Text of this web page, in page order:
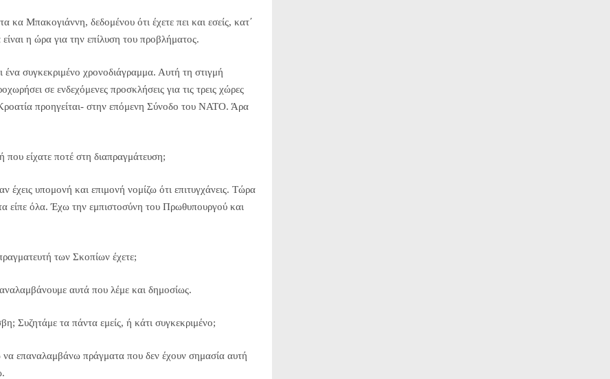
Μπακογιάννη, δεδομένου ότι έχετε πει και εσείς, κατ΄
είναι η ώρα για την επίλυση του προβλήματος.
συγκεκριμένο χρονοδιάγραμμα. Αυτή τη στιγμή
σε ενδεχόμενες προσκλήσεις για τις τρεις χώρες
προηγείται- στην επόμενη Σύνοδο του ΝΑΤΟ. Άρα
είχατε ποτέ στη διαπραγμάτευση;
υπομονή και επιμονή νομίζω ότι επιτυγχάνεις. Τώρα
είπε όλα. Έχω την εμπιστοσύνη του Πρωθυπουργού και
των Σκοπίων έχετε;
αυτά που λέμε και δημοσίως.
τα πάντα εμείς, ή κάτι συγκεκριμένο;
επαναλαμβάνω πράγματα που δεν έχουν σημασία αυτή